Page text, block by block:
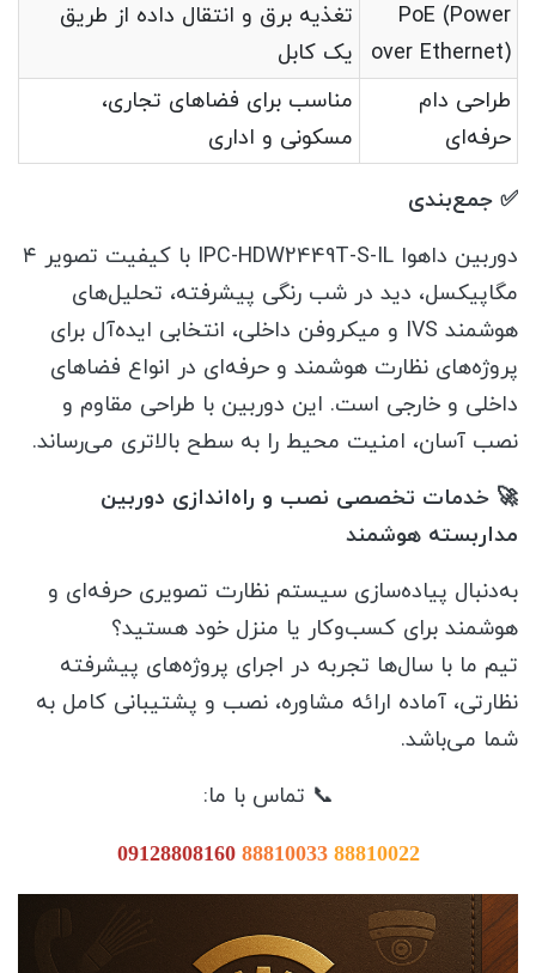
PoE (Power
over Ethernet)
تغذیه برق و انتقال داده از طریق
یک کابل
طراحی دام
حرفه‌ای
مناسب برای فضاهای تجاری،
مسکونی و اداری
✅ جمع‌بندی
دوربین داهوا IPC-HDW2449T-S-IL با کیفیت تصویر ۴
مگاپیکسل، دید در شب رنگی پیشرفته، تحلیل‌های
هوشمند IVS و میکروفن داخلی، انتخابی ایده‌آل برای
پروژه‌های نظارت هوشمند و حرفه‌ای در انواع فضاهای
داخلی و خارجی است. این دوربین با طراحی مقاوم و
نصب آسان، امنیت محیط را به سطح بالاتری می‌رساند.
🚀 خدمات تخصصی نصب و راه‌اندازی دوربین
مداربسته هوشمند
به‌دنبال پیاده‌سازی سیستم نظارت تصویری حرفه‌ای و
هوشمند برای کسب‌وکار یا منزل خود هستید؟
تیم ما با سال‌ها تجربه در اجرای پروژه‌های پیشرفته
نظارتی، آماده ارائه مشاوره، نصب و پشتیبانی کامل به
شما می‌باشد.
📞 تماس با ما:
091288081608881003388810022